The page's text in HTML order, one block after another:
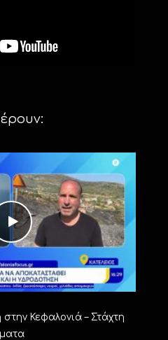
Κεφαλονιά – Στάχτη